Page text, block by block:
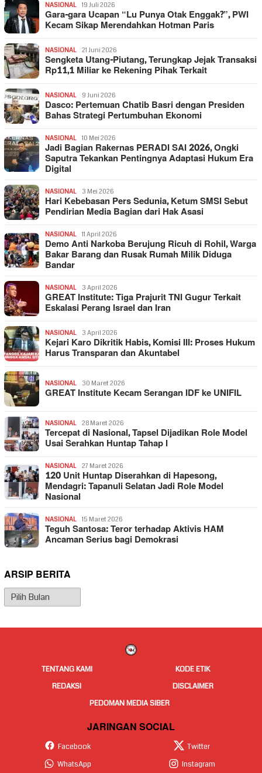
NASIONAL 19 Juli 2026
Gara-gara Ucapan “Lu Punya Otak Enggak?”, PWI
Kecam Sikap Merendahkan Hotman Paris
NASIONAL 21 Juni 2026
Sengketa Utang-Piutang, Terungkap Jejak Transaksi
Rp11,1 Miliar ke Rekening Pihak Terkait
NASIONAL 9 Juni 2026
Dasco: Pertemuan Chatib Basri dengan Presiden
Bahas Strategi Pertumbuhan Ekonomi
NASIONAL 10 Mei 2026
Jadi Bagian Rakernas PERADI SAI 2026, Ongki
Saputra Tekankan Pentingnya Adaptasi Hukum Era
Digital
NASIONAL 3 Mei 2026
Hari Kebebasan Pers Sedunia, Ketum SMSI Sebut
Pendirian Media Bagian dari Hak Asasi
NASIONAL 11 April 2026
Demo Anti Narkoba Berujung Ricuh di Rohil, Warga
Bakar Barang dan Rusak Rumah Milik Diduga
Bandar
NASIONAL 3 April 2026
GREAT Institute: Tiga Prajurit TNI Gugur Terkait
Eskalasi Perang Israel dan Iran
NASIONAL 3 April 2026
Kejari Karo Dikritik Habis, Komisi III: Proses Hukum
Harus Transparan dan Akuntabel
NASIONAL 30 Maret 2026
GREAT Institute Kecam Serangan IDF ke UNIFIL
NASIONAL 28 Maret 2026
Tercepat di Nasional, Tapsel Dijadikan Role Model
Usai Serahkan Huntap Tahap I
NASIONAL 27 Maret 2026
120 Unit Huntap Diserahkan di Hapesong,
Mendagri: Tapanuli Selatan Jadi Role Model
Nasional
NASIONAL 15 Maret 2026
Teguh Santosa: Teror terhadap Aktivis HAM
Ancaman Serius bagi Demokrasi
ARSIP BERITA
Arsip
Berita
TENTANG KAMI
KODE ETIK
REDAKSI
DISCLAIMER
PEDOMAN MEDIA SIBER
JARINGAN SOCIAL
Facebook
Twitter
WhatsApp
Instagram